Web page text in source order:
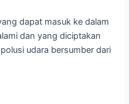
dapat masuk ke dalam
dan yang diciptakan
udara bersumber dari